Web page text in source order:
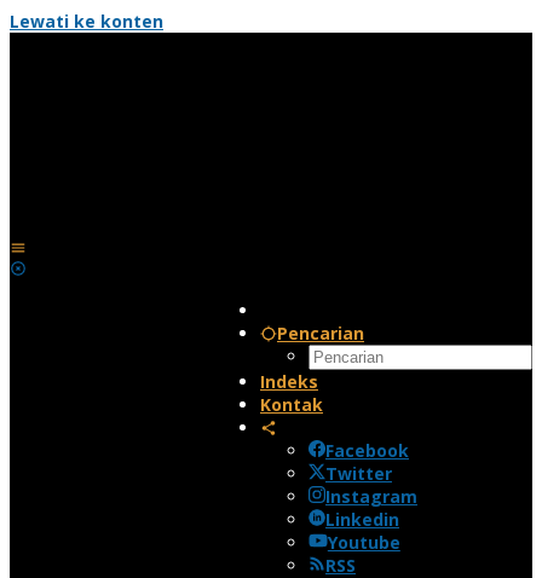
Lewati ke konten
Pencarian
Indeks
Kontak
Facebook
Twitter
Instagram
Linkedin
Youtube
RSS